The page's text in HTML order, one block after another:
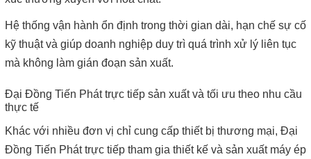
Hệ thống vận hành ổn định trong thời gian dài, hạn chế sự cố
kỹ thuật và giúp doanh nghiệp duy trì quá trình xử lý liên tục
mà không làm gián đoạn sản xuất.
Đại Đồng Tiến Phát trực tiếp sản xuất và tối ưu theo nhu cầu
thực tế
Khác với nhiều đơn vị chỉ cung cấp thiết bị thương mại, Đại
Đồng Tiến Phát trực tiếp tham gia thiết kế và sản xuất máy ép